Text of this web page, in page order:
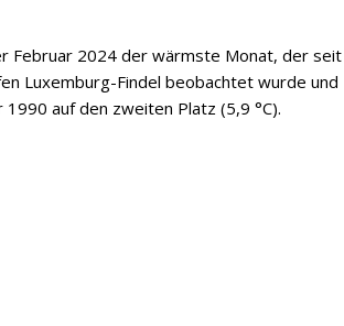
Februar 2024 der wärmste Monat, der seit
Luxemburg-Findel beobachtet wurde und
auf den zweiten Platz (5,9 °C).